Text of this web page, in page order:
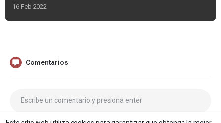
16 Feb 2022
Comentarios